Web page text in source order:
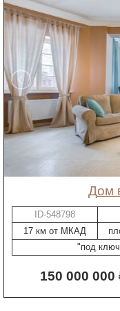
ID-548798
17 км от МКАД
"под
150 000 000